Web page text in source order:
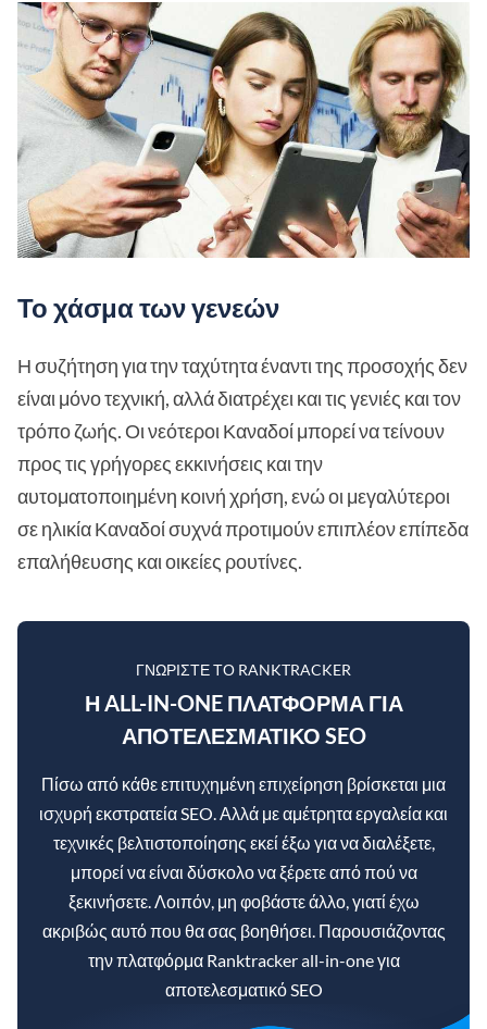
Το χάσμα των γενεών
Η συζήτηση για την ταχύτητα έναντι της προσοχής δεν
είναι μόνο τεχνική, αλλά διατρέχει και τις γενιές και τον
τρόπο ζωής. Οι νεότεροι Καναδοί μπορεί να τείνουν
προς τις γρήγορες εκκινήσεις και την
αυτοματοποιημένη κοινή χρήση, ενώ οι μεγαλύτεροι
σε ηλικία Καναδοί συχνά προτιμούν επιπλέον επίπεδα
επαλήθευσης και οικείες ρουτίνες.
ΓΝΩΡΊΣΤΕ ΤΟ RANKTRACKER
Η ALL-IN-ONE ΠΛΑΤΦΌΡΜΑ ΓΙΑ
ΑΠΟΤΕΛΕΣΜΑΤΙΚΌ SEO
Πίσω από κάθε επιτυχημένη επιχείρηση βρίσκεται μια
ισχυρή εκστρατεία SEO. Αλλά με αμέτρητα εργαλεία και
τεχνικές βελτιστοποίησης εκεί έξω για να διαλέξετε,
μπορεί να είναι δύσκολο να ξέρετε από πού να
ξεκινήσετε. Λοιπόν, μη φοβάστε άλλο, γιατί έχω
ακριβώς αυτό που θα σας βοηθήσει. Παρουσιάζοντας
την πλατφόρμα Ranktracker all-in-one για
αποτελεσματικό SEO